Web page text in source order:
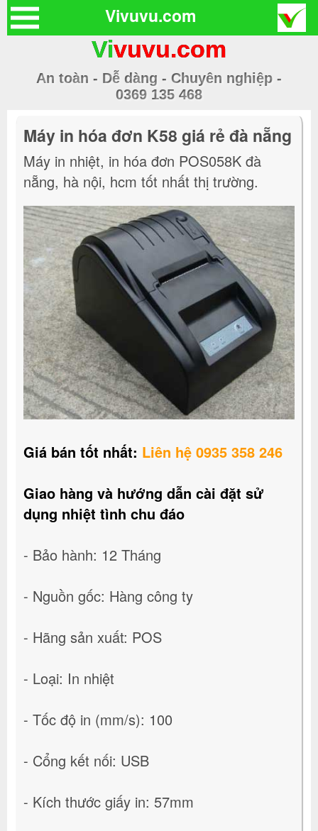
Vivuvu.com
Vivuvu.com
An toàn - Dễ dàng - Chuyên nghiệp -
0369 135 468
Máy in hóa đơn K58 giá rẻ đà nẵng
Máy in nhiệt, in hóa đơn POS058K đà
nẵng, hà nội, hcm tốt nhất thị trường.
Giá bán tốt nhất: Liên hệ 0935 358 246
Giao hàng và hướng dẫn cài đặt sử
dụng nhiệt tình chu đáo
- Bảo hành: 12 Tháng
- Nguồn gốc: Hàng công ty
- Hãng sản xuất: POS
- Loại: In nhiệt
- Tốc độ in (mm/s): 100
- Cổng kết nối: USB
- Kích thước giấy in: 57mm